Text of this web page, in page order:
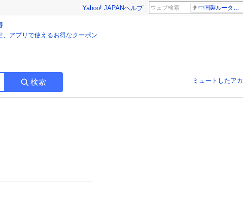
Yahoo! JAPANヘルプ 中国製ルーター20機種
、アプリで使えるお得なクーポン
検索 ミュートしたア